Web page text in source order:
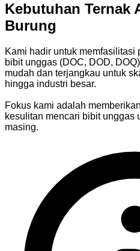
Kebutuhan Ternak
Burung
Kami hadir untuk memfasilitasi
bibit unggas (DOC, DOD,
mudah dan terjangkau untuk
hingga industri besar.
Fokus kami adalah
kesulitan mencari bibit unggas
masing.